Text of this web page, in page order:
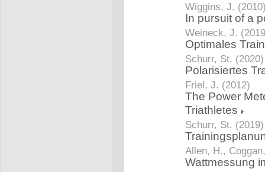
Wiggins, J.
In pursuit of a
Weineck, J.
Optimales
Schurr, St. (2020)
Polarisiertes
Friel, J. (2012)
The Power
Triathletes
Schurr, St. (2019)
Allen, H.,
Wattmessung